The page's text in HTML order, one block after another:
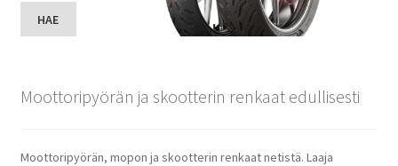
HAE
Moottoripyörän ja skootterin renkaat edullisesti
Moottoripyörän, mopon ja skootterin renkaat netistä. Laaja